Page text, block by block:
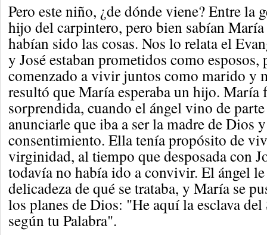
Pero este niño, ¿de dónde viene? Entre la
hijo del carpintero, pero bien sabían
habían sido las cosas. Nos lo relata el
y José estaban prometidos como esposos,
comenzado a vivir juntos como marido y
resultó que María esperaba un hijo. María
sorprendida, cuando el ángel vino de
anunciarle que iba a ser la madre de Dios
consentimiento. Ella tenía propósito de
virginidad, al tiempo que desposada con
todavía no había ido a convivir. El ángel
delicadeza de qué se trataba, y María se
los planes de Dios: "He aquí la esclava del
según tu Palabra".